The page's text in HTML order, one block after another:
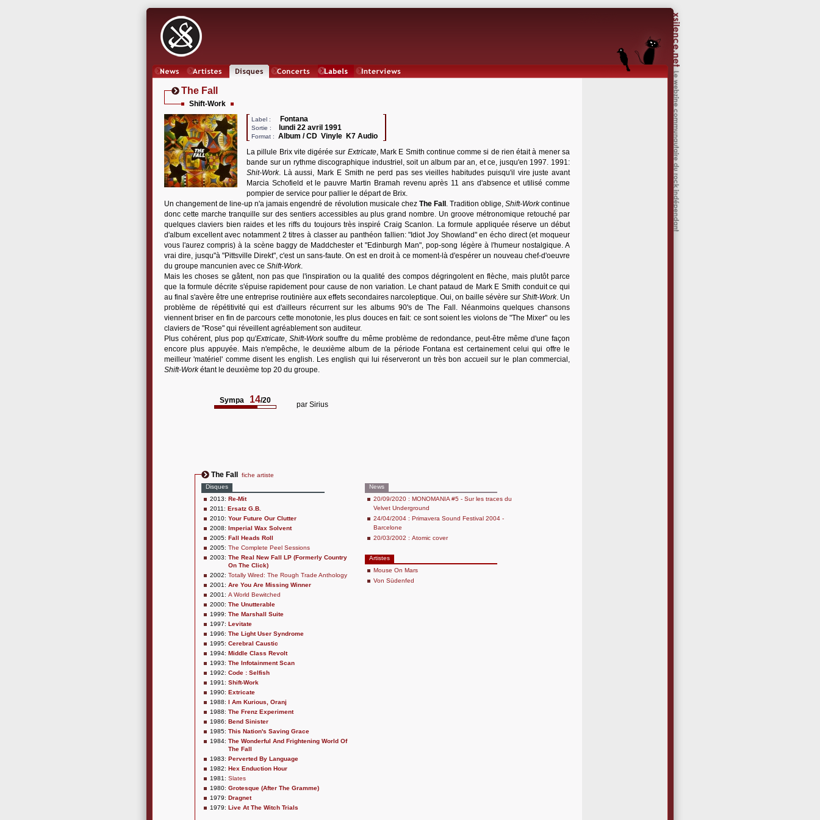
The Fall
Shift-Work
Label : Fontana
Sortie : lundi 22 avril 1991
Format :
Album / CD Vinyle K7 Audio
La pillule Brix vite digérée sur Extricate, Mark E Smith continue comme si de rien était à mener sa
bande sur un rythme discographique industriel, soit un album par an, et ce, jusqu'en 1997. 1991:
Shit-Work. Là aussi, Mark E Smith ne perd pas ses vieilles habitudes puisqu'il vire juste avant
Marcia Schofield et le pauvre Martin Bramah revenu après 11 ans d'absence et utilisé comme
pompier de service pour pallier le départ de Brix.
Un changement de line-up n'a jamais engendré de révolution musicale chez The Fall . Tradition oblige, Shift-Workcontinue
donc cette marche tranquille sur des sentiers accessibles au plus grand nombre. Un groove métronomique retouché par
quelques claviers bien raides et les riffs du toujours très inspiré Craig Scanlon. La formule appliquée réserve un début
d'album excellent avec notamment 2 titres à classer au panthéon fallien: "Idiot Joy Showland" en écho direct (et moqueur
vous l'aurez compris) à la scène baggy de Maddchester et "Edinburgh Man", pop-song légère à l'humeur nostalgique. A
vrai dire, jusqu"à "Pittsville Direkt", c'est un sans-faute. On est en droit à ce moment-là d'espérer un nouveau chef-d'oeuvre
du groupe mancunien avec ce Shift-Work.
Mais les choses se gâtent, non pas que l'inspiration ou la qualité des compos dégringolent en flèche, mais plutôt parce
que la formule décrite s'épuise rapidement pour cause de non variation. Le chant pataud de Mark E Smith conduit ce qui
au final s'avère être une entreprise routinière aux effets secondaires narcoleptique. Oui, on baille sévère sur Shift-Work. Un
problème de répétitivité qui est d'ailleurs récurrent sur les albums 90's de The Fall. Néanmoins quelques chansons
viennent briser en fin de parcours cette monotonie, les plus douces en fait: ce sont soient les violons de "The Mixer" ou les
claviers de "Rose" qui réveillent agréablement son auditeur.
Plus cohérent, plus pop qu'Extricate,Shift-Worksouffre du même problème de redondance, peut-être même d'une façon
encore plus appuyée. Mais n'empêche, le deuxième album de la période Fontana est certainement celui qui offre le
meilleur 'matériel' comme disent les english. Les english qui lui réserveront un très bon accueil sur le plan commercial,
Shift-Workétant le deuxième top 20 du groupe.
Sympa 14/20 par Sirius
The Fall
fiche artiste
Disques
2013: Re-Mit
2011: Ersatz G.B.
2010: Your Future Our Clutter
2008: Imperial Wax Solvent
2005: Fall Heads Roll
2005: The Complete Peel Sessions
2003: The Real New Fall LP (Formerly Country
On The Click)
2002: Totally Wired: The Rough Trade Anthology
2001: Are You Are Missing Winner
2001: A World Bewitched
2000: The Unutterable
1999: The Marshall Suite
1997: Levitate
1996: The Light User Syndrome
1995: Cerebral Caustic
1994: Middle Class Revolt
1993: The Infotainment Scan
1992: Code : Selfish
1991: Shift-Work
1990: Extricate
1988: I Am Kurious, Oranj
1988: The Frenz Experiment
1986: Bend Sinister
1985: This Nation's Saving Grace
1984: The Wonderful And Frightening World Of
The Fall
1983: Perverted By Language
1982: Hex Enduction Hour
1981: Slates
1980: Grotesque (After The Gramme)
1979: Dragnet
1979: Live At The Witch Trials
News
20/09/2020 : MONOMANIA #5 - Sur les traces du
Velvet Underground
24/04/2004 : Primavera Sound Festival 2004 -
Barcelone
20/03/2002 : Atomic cover
Artistes
Mouse On Mars
Von Südenfed